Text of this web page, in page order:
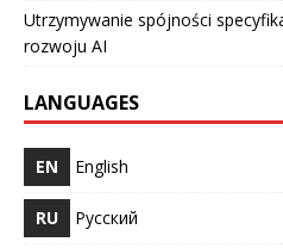
Utrzymywanie spójności
rozwoju AI
LANGUAGES
EN English
RU Русский